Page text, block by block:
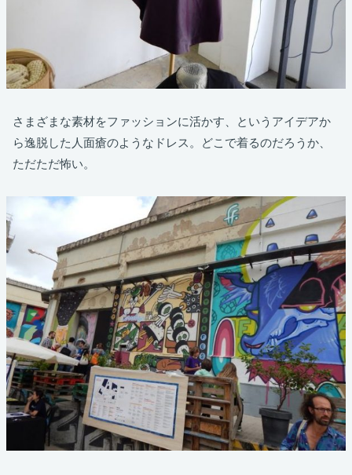
さまざまな素材をファッションに活かす、というアイデアか
ら逸脱した人面瘡のようなドレス。どこで着るのだろうか、
ただただ怖い。